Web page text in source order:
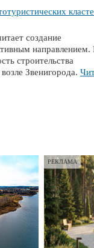
создание
направлением.
строительства
Звенигорода.
РЕКЛАМА